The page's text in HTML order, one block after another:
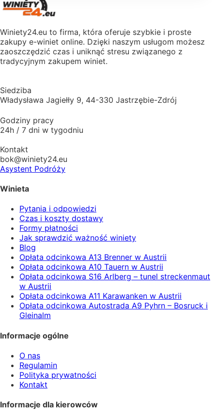
Winiety24.eu to firma, która oferuje szybkie i proste
zakupy e-winiet online. Dzięki naszym usługom możesz
zaoszczędzić czas i uniknąć stresu związanego z
tradycyjnym zakupem winiet.
Siedziba
Władysława Jagiełły 9, 44-330 Jastrzębie-Zdrój
Godziny pracy
24h / 7 dni w tygodniu
Kontakt
bok@winiety24.eu
Asystent Podróży
Winieta
Pytania i odpowiedzi
Czas i koszty dostawy
Formy płatności
Jak sprawdzić ważność winiety
Blog
Opłata odcinkowa A13 Brenner w Austrii
Opłata odcinkowa A10 Tauern w Austrii
Opłata odcinkowa S16 Arlberg – tunel streckenmaut
w Austrii
Opłata odcinkowa A11 Karawanken w Austrii
Opłata odcinkowa Autostrada A9 Pyhrn – Bosruck i
Gleinalm
Informacje ogólne
O nas
Regulamin
Polityka prywatności
Kontakt
Informacje dla kierowców